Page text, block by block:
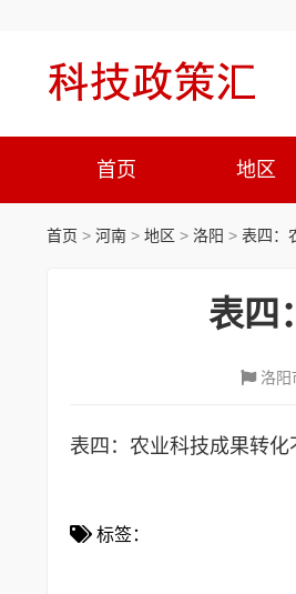
首页 地区
首页 > 河南 > 地区 > 洛阳 > 表四：
表四
洛阳
表四：农业科技成果转
标签：